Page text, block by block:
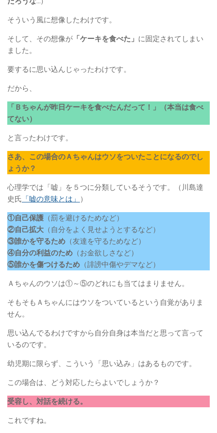
そういう風に想像したわけです。
そして、その想像が 「ケーキを食べた」 に固定されてしまい
ました。
要するに思い込んじゃったわけです。
だから、
「Ｂちゃんが昨日ケーキを食べたんだって！」（本当は食べ
てない）
と言ったわけです。
さあ、この場合のＡちゃんはウソをついたことになるのでし
ょうか？
心理学では「嘘」を５つに分類しているそうです。（川島達
史氏 「嘘の意味とは」 ）
①自己保護 （罰を避けるためなど）
②自己拡大 （自分をよく見せようとするなど）
③誰かを守るため （友達を守るためなど）
④自分の利益のため （お金欲しさなど）
⑤誰かを傷つけるため （誹謗中傷やデマなど）
Ａちゃんのウソは①～⑤のどれにも当てはまりません。
そもそもＡちゃんにはウソをついているという自覚がありま
せん。
思い込んでるわけですから自分自身は本当だと思って言って
いるのです。
幼児期に限らず、こういう「思い込み」はあるものです。
この場合は、どう対応したらよいでしょうか？
受容し、対話を続ける。
これですね。